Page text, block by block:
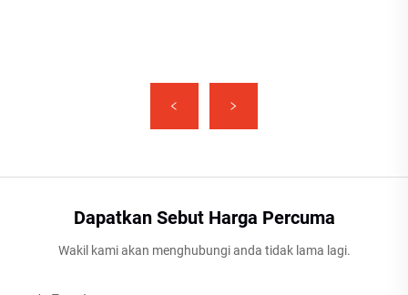
Dapatkan Sebut Harga Percuma
Wakil kami akan menghubungi anda tidak lama lagi.